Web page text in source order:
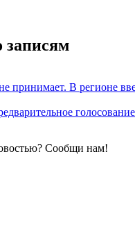
записям
принимает. В регионе
Сообщи нам!